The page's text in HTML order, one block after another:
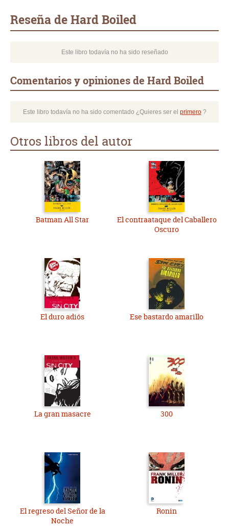
Reseña de Hard Boiled
Este libro todavía no ha sido reseñado
Comentarios y opiniones de Hard Boiled
Este libro todavía no ha sido comentado ¿Quieres ser el primero?
Otros libros del autor
Batman All Star
El contraataque del Caballero
Oscuro
El duro adiós Ese bastardo amarillo
La gran masacre 300
El regreso del Señor de la
Noche
Ronin